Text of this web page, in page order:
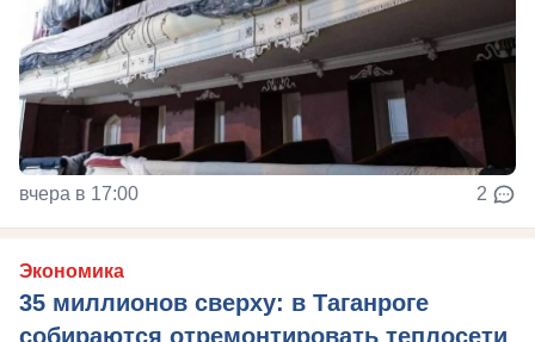
вчера в 17:00 2
Экономика
35 миллионов сверху: в Таганроге
собираются отремонтировать теплосети